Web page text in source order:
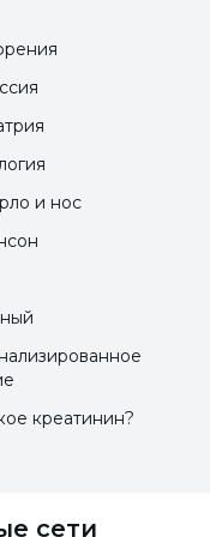
такие
тревога, могут
быть
эта
внимания и
и нос
креатинин?
сети